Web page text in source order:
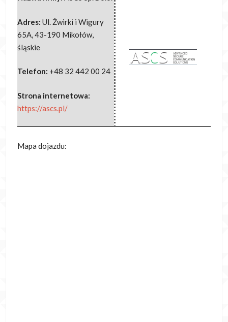
Adres: Ul. Żwirki i Wigury
65A,43-190 Mikołów,
śląskie
Telefon: +48 32 442 00 24
Strona internetowa:
https://ascs.pl/
Mapa dojazdu: